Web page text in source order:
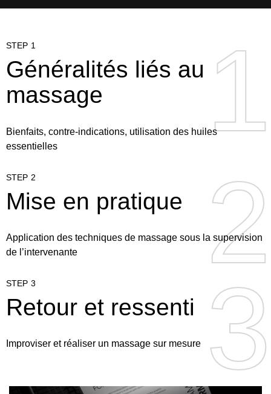
1
1
STEP 1
Généralités liés au
massage
Bienfaits, contre-indications, utilisation des huiles
essentielles
2
2
STEP 2
Mise en pratique
Application des techniques de massage sous la supervision
de l’intervenante
3
3
STEP 3
Retour et ressenti
Improviser et réaliser un massage sur mesure